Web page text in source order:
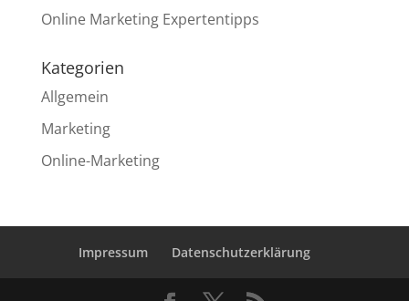
Online Marketing Expertentipps
Kategorien
Allgemein
Marketing
Online-Marketing
Impressum Datenschutzerklärung